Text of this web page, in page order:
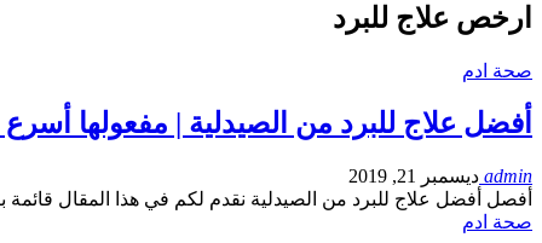
ارخص علاج للبرد
صحة ادم
أفضل علاج للبرد من الصيدلية | مفعولها
admin ديسمبر 21, 2019
أفصل أفضل علاج للبرد من الصيدلية نقدم لكم في هذا المقال
صحة ادم